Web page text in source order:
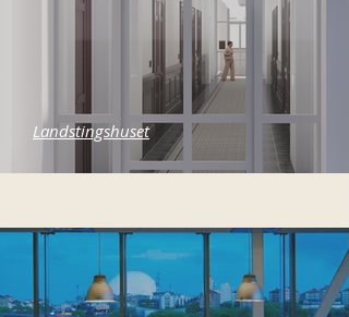
Landstingshuset